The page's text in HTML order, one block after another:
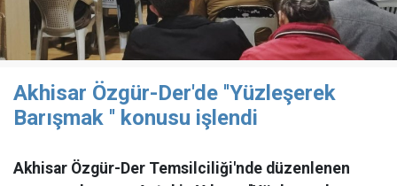
Akhisar Özgür-Der'de ''Yüzleşerek
Barışmak '' konusu işlendi
Akhisar Özgür-Der Temsilciliği'nde düzenlenen